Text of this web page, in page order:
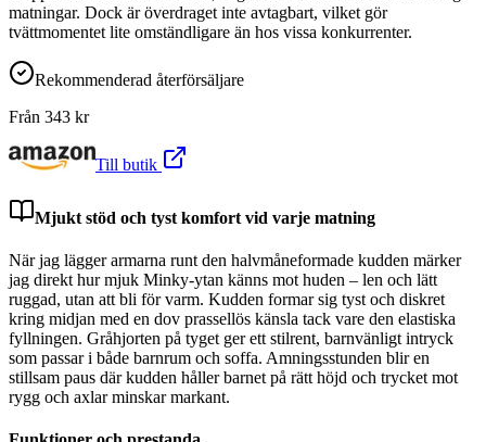
matningar. Dock är överdraget inte avtagbart, vilket gör
tvättmomentet lite omständligare än hos vissa konkurrenter.
Rekommenderad återförsäljare
Från 343 kr
Till butik
Mjukt stöd och tyst komfort vid varje matning
När jag lägger armarna runt den halvmåneformade kudden märker
jag direkt hur mjuk Minky-ytan känns mot huden – len och lätt
ruggad, utan att bli för varm. Kudden formar sig tyst och diskret
kring midjan med en dov prassellös känsla tack vare den elastiska
fyllningen. Gråhjorten på tyget ger ett stilrent, barnvänligt intryck
som passar i både barnrum och soffa. Amningsstunden blir en
stillsam paus där kudden håller barnet på rätt höjd och trycket mot
rygg och axlar minskar markant.